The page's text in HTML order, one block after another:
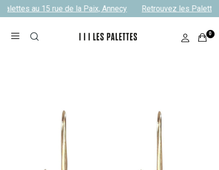
au 15 rue de la Paix, Annecy Retrouvez les
0